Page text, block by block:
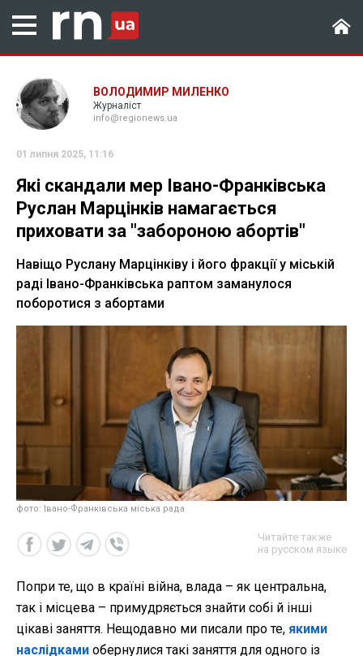
ВОЛОДИМИР МИЛЕНКО
Журналіст
info@regionews.ua
01 липня 2025, 11:16
Які скандали мер Івано-Франківська
Руслан Марцінків намагається
приховати за "забороною абортів"
Навіщо Руслану Марцінківу і його фракції у міській
раді Івано-Франківська раптом заманулося
поборотися з абортами
фото: Івано-Франківська міська рада
Читайте также
на русском языке
Попри те, що в країні війна, влада – як центральна,
так і місцева – примудряється знайти собі й інші
цікаві заняття. Нещодавно ми писали про те, якими
наслідками обернулися такі заняття для одного із